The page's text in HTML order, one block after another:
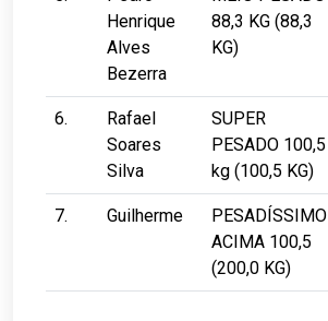
Henrique
Alves
Bezerra
88,3 KG (88,3
KG)
6.
Rafael
Soares
Silva
SUPER
PESADO 100,5
kg (100,5 KG)
7. Guilherme
PESADÍSSIMO
ACIMA 100,5
(200,0 KG)